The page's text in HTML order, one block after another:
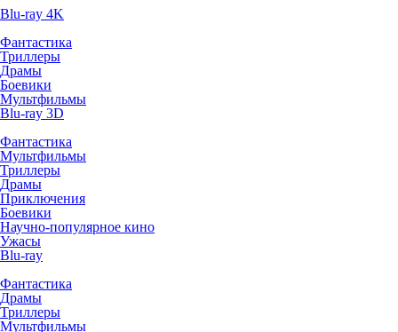
Blu-ray 4K
Фантастика
Триллеры
Драмы
Боевики
Мультфильмы
Blu-ray 3D
Фантастика
Мультфильмы
Триллеры
Драмы
Приключения
Боевики
Научно-популярное кино
Ужасы
Blu-ray
Фантастика
Драмы
Триллеры
Мультфильмы